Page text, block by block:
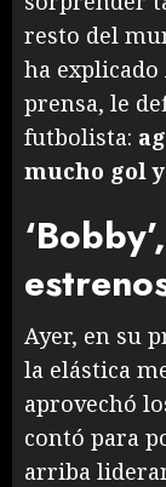
resto del
ha
prensa, le
futbolista:
mucho gol
Ayer, en su
la elástica
aprovechó
contó para
arriba